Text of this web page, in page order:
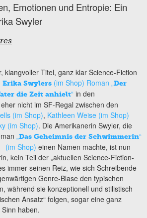
Emotionen und Entropie: Ein
Swyler
klangvoller Titel, ganz klar Science-Fiction
Erika Swylers (im Shop) Roman „Der
die Zeit anhielt“ in den
nicht im SF-Regal zwischen den
(im Shop), Kathleen Weise (im Shop)
(im Shop). Die Amerikanerin Swyler, die
„Das Geheimnis der Schwimmerin“
(im Shop) einen Namen machte, ist nun
kein Teil der „aktuellen Science-Fiction-
immer seinen Reiz, wie sich Schreibende
Genre-Blase den typischen
während sie konzeptionell und stilistisch
Ansatz“ folgen, sogar eine ganz
haben.